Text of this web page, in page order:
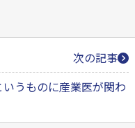
次の記事
いうものに産業医が関わ